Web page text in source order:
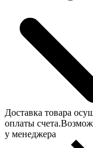
Доставка товара
оплаты
у менеджера